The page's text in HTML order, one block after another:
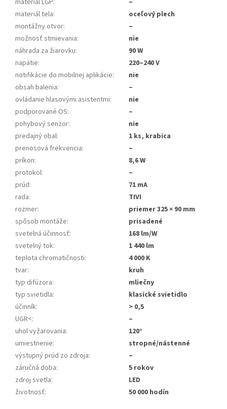
materiál LGP:
–
materiál tela:
oceľový plech
montážny otvor:
–
možnosť stmievania:
nie
náhrada za žiarovku:
90 W
napätie:
220–240 V
notifikácie do mobilnej aplikácie:
nie
obsah balenia:
–
ovládanie hlasovými asistentmi:
nie
podporované OS:
–
pohybový senzor:
nie
predajný obal:
1 ks, krabica
prenosová frekvencia:
–
príkon:
8,6 W
protokol:
–
prúd:
71 mA
rada:
TIVI
rozmer:
priemer 325 × 90 mm
spôsob montáže:
prisadené
svetelná účinnosť:
168 lm/W
svetelný tok:
1 440 lm
teplota chromatičnosti:
4 000 K
tvar:
kruh
typ difúzora:
mliečny
typ svietidla:
klasické svietidlo
účinník:
> 0,5
UGR<:
–
uhol vyžarovania:
120°
umiestnenie:
stropné/nástenné
výstupný prúd zo zdroja:
–
záručná doba:
5 rokov
zdroj svetla:
LED
životnosť: 50 000 hodín